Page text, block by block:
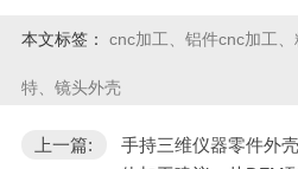
本文标签： cnc加工、铝件cnc加工
特、镜头外壳
上一篇:
手持三维仪器零件外